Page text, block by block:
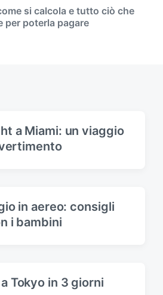
si calcola e tutto ciò che
per poterla pagare
a Miami: un viaggio
in aereo: consigli
i bambini
Tokyo in 3 giorni